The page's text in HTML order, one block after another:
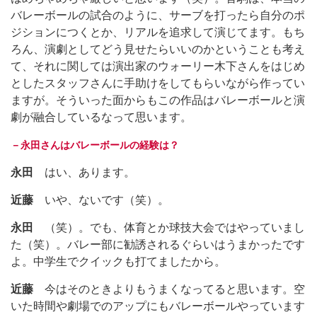
バレーボールの試合のように、サーブを打ったら自分のポ
ジションにつくとか、リアルを追求して演じてます。もち
ろん、演劇としてどう見せたらいいのかということも考え
て、それに関しては演出家のウォーリー木下さんをはじめ
としたスタッフさんに手助けをしてもらいながら作ってい
ますが。そういった面からもこの作品はバレーボールと演
劇が融合しているなって思います。
－永田さんはバレーボールの経験は？
永田 はい、あります。
近藤 いや、ないです（笑）。
永田
（笑）。でも、体育とか球技大会ではやっていまし
た（笑）。バレー部に勧誘されるぐらいはうまかったです
よ。中学生でクイックも打てましたから。
近藤 今はそのときよりもうまくなってると思います。空
いた時間や劇場でのアップにもバレーボールやっています